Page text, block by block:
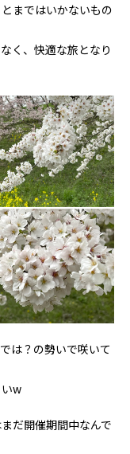
まではいかないもの
く、快適な旅となり
は？の勢いで咲いて
w
だ開催期間中なんで